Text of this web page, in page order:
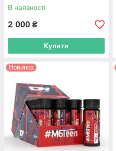
В наявності
2 000 ₴
Купити
Новинка